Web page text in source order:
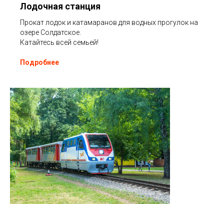
Лодочная станция
Прокат лодок и катамаранов для водных прогулок на
озере Солдатское.
Катайтесь всей семьей!
Подробнее